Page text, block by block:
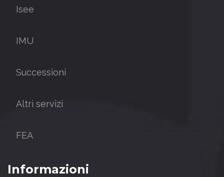
Isee
IMU
Successioni
Altri servizi
FEA
Informazioni